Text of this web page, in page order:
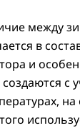
между
в
и
с